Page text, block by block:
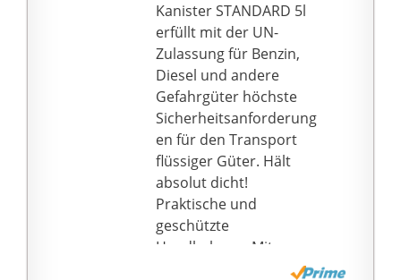
Kraftstoffkanister
verfügt über eine UN-
Zulassung. Die Bauart
ist geprüft und ist mit
dem Nato Standard
vergleichbar
Kanister STANDARD 5l
erfüllt mit der UN-
Zulassung für Benzin,
Diesel und andere
Gefahrgüter höchste
Sicherheitsanforderung
en für den Transport
flüssiger Güter. Hält
absolut dicht!
Praktische und
geschützte
Handhabung: Mit
unverlierbarer Kinder-